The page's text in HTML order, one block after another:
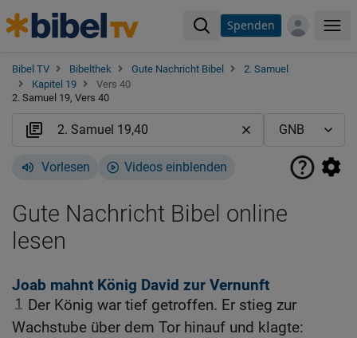
Spenden
Bibel TV Bibelthek Gute Nachricht Bibel
2. Samuel
Kapitel 19
Vers 40
2. Samuel 19, Vers 40
Vorlesen Videos einblenden
Gute Nachricht Bibel online
lesen
Joab mahnt König David zur Vernunft
1
Der König war tief getroffen. Er stieg zur
Wachstube über dem Tor hinauf und klagte: